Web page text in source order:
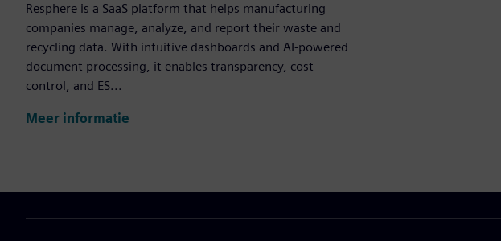
Resphere is a SaaS platform that helps manufacturing
companies manage, analyze, and report their waste and
recycling data. With intuitive dashboards and AI-powered
document processing, it enables transparency, cost
control, and ES...
Meer informatie